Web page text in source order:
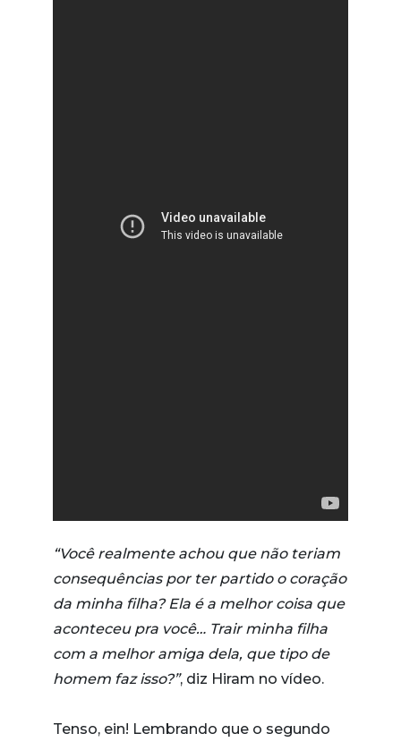
“Você realmente achou que não teriam
consequências por ter partido o coração
da minha filha? Ela é a melhor coisa que
aconteceu pra você… Trair minha filha
com a melhor amiga dela, que tipo de
homem faz isso?”, diz Hiram no vídeo.
Tenso, ein! Lembrando que o segundo